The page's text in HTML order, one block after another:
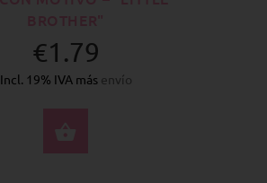
€1.79
Incl. 19% IVA más envío